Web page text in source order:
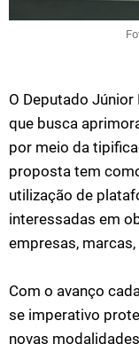
O Deputado
que busca
por meio da
proposta tem
utilização de
interessadas em
empresas,
Com o avanço
se imperativo
novas